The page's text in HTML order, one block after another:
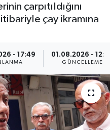
çarpıtıldığını
çay ikramına
- 17:49 01.08.2026 -
GÜNCELLEME